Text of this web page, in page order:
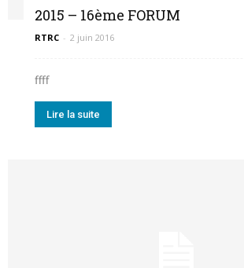
2015 – 16ème FORUM
RTRC - 2 juin 2016
ffff
Lire la suite